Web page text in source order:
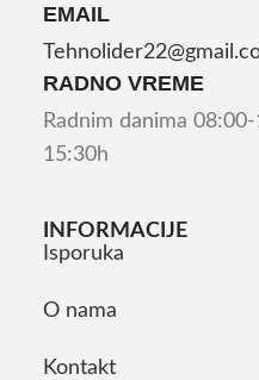
EMAIL
RADNO VREME
Radnim danima
15:30h
INFORMACIJE
Isporuka
O nama
Kontakt